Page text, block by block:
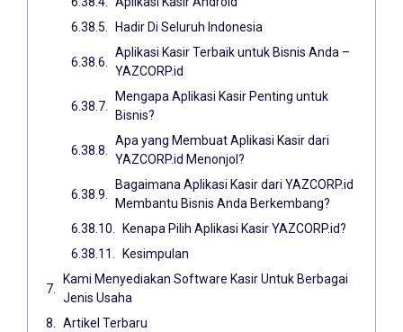
Hadir Di Seluruh Indonesia
Aplikasi Kasir Terbaik untuk Bisnis Anda –
YAZCORP.id
Mengapa Aplikasi Kasir Penting untuk
Bisnis?
Apa yang Membuat Aplikasi Kasir dari
YAZCORP.id Menonjol?
Bagaimana Aplikasi Kasir dari YAZCORP.id
Membantu Bisnis Anda Berkembang?
Kenapa Pilih Aplikasi Kasir YAZCORP.id?
Kesimpulan
Kami Menyediakan Software Kasir Untuk Berbagai
Jenis Usaha
Artikel Terbaru